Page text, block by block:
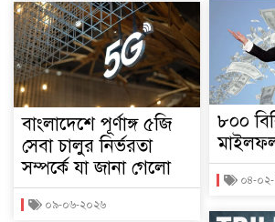
বাংলাদেশে পূর্ণাঙ্গ ৫জি
সেবা চালুর নির্ভরতা
সম্পর্কে যা জানা গেলো
০৯-০৬-২০২৬
৮০০
০৪-